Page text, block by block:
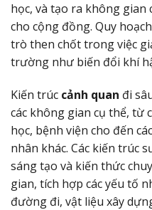
học, và tạo ra không gian
cho cộng đồng. Quy hoạch
trò then chốt trong việc
trường như biến đổi khí
Kiến trúc cảnh quan đi
các không gian cụ thể, từ
học, bệnh viện cho đến
nhân khác. Các kiến trúc
sáng tạo và kiến thức
gian, tích hợp các yếu tố
đường đi, vật liệu xây